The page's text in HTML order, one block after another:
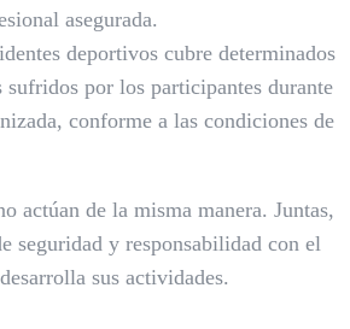
asegurada.
deportivos cubre determinados
sufridos por los participantes durante
conforme a las condiciones de
actúan de la misma manera. Juntas,
seguridad y responsabilidad con el
sus actividades.